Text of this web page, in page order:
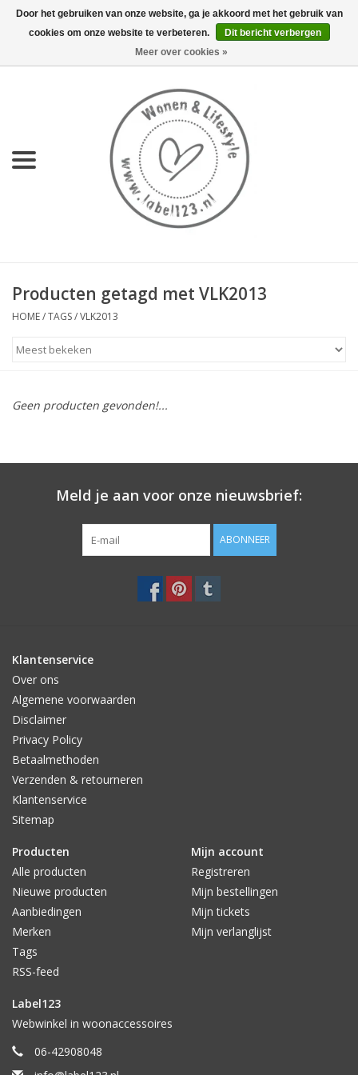
0 Artikelen - €0,00
KEUKEN
LIFESTYLE
MEUBELS
Producten getagd met VLK2013
HOME/TAGS/VLK2013
Geen producten gevonden!...
Meld je aan voor onze nieuwsbrief:
ABONNEER
Klantenservice
Over ons
Algemene voorwaarden
Disclaimer
Privacy Policy
Betaalmethoden
Verzenden & retourneren
Klantenservice
Sitemap
Producten
Alle producten
Nieuwe producten
Aanbiedingen
Merken
Tags
RSS-feed
Mijn account
Registreren
Mijn bestellingen
Mijn tickets
Mijn verlanglijst
Label123
Webwinkel in woonaccessoires
06-42908048
Door het gebruiken van onze website, ga je akkoord met het gebruik van
cookies om onze website te verbeteren.
Dit bericht verbergen
Meer over cookies »